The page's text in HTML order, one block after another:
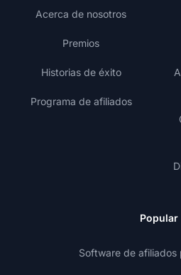
Acerca de nosotros
Premios
Historias de éxito
Programa de afiliados
Popular
Software de afiliados